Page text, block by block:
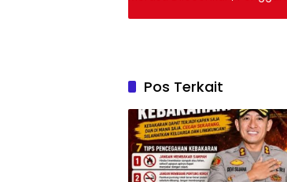
Pos Terkait